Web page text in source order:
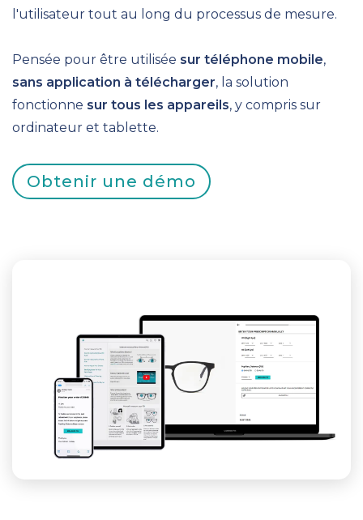
l'utilisateur tout au long du processus de mesure.
Pensée pour être utilisée sur téléphone mobile,
sans application à télécharger, la solution
fonctionne sur tous les appareils, y compris sur
ordinateur et tablette.
Obtenir une démo